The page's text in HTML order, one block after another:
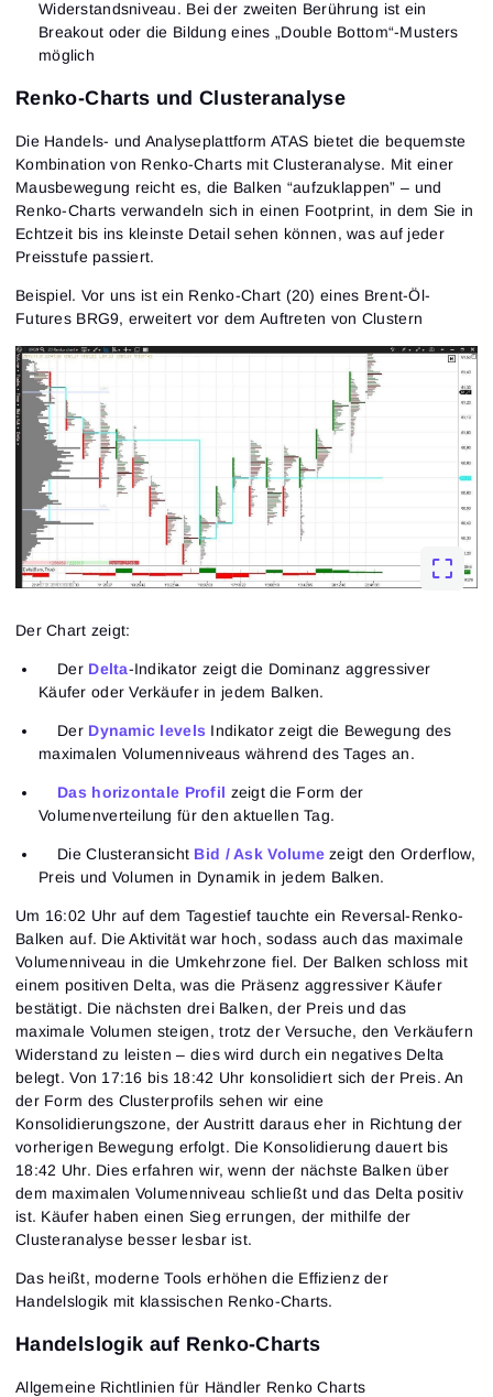
Widerstandsniveau. Bei der zweiten Berührung ist ein
Breakout oder die Bildung eines „Double Bottom“-Musters
möglich
Renko-Charts und Clusteranalyse
Die Handels- und Analyseplattform ATAS bietet die bequemste
Kombination von Renko-Charts mit Clusteranalyse. Mit einer
Mausbewegung reicht es, die Balken “aufzuklappen” – und
Renko-Charts verwandeln sich in einen Footprint, in dem Sie in
Echtzeit bis ins kleinste Detail sehen können, was auf jeder
Preisstufe passiert.
Beispiel. Vor uns ist ein Renko-Chart (20) eines Brent-Öl-
Futures BRG9, erweitert vor dem Auftreten von Clustern
Der Chart zeigt:
Der Delta-Indikator zeigt die Dominanz aggressiver
Käufer oder Verkäufer in jedem Balken.
Der Dynamic levels Indikator zeigt die Bewegung des
maximalen Volumenniveaus während des Tages an.
Das horizontale Profil zeigt die Form der
Volumenverteilung für den aktuellen Tag.
Die Clusteransicht Bid / Ask Volumezeigt den Orderflow,
Preis und Volumen in Dynamik in jedem Balken.
Um 16:02 Uhr auf dem Tagestief tauchte ein Reversal-Renko-
Balken auf. Die Aktivität war hoch, sodass auch das maximale
Volumenniveau in die Umkehrzone fiel. Der Balken schloss mit
einem positiven Delta, was die Präsenz aggressiver Käufer
bestätigt. Die nächsten drei Balken, der Preis und das
maximale Volumen steigen, trotz der Versuche, den Verkäufern
Widerstand zu leisten – dies wird durch ein negatives Delta
belegt. Von 17:16 bis 18:42 Uhr konsolidiert sich der Preis. An
der Form des Clusterprofils sehen wir eine
Konsolidierungszone, der Austritt daraus eher in Richtung der
vorherigen Bewegung erfolgt. Die Konsolidierung dauert bis
18:42 Uhr. Dies erfahren wir, wenn der nächste Balken über
dem maximalen Volumenniveau schließt und das Delta positiv
ist. Käufer haben einen Sieg errungen, der mithilfe der
Clusteranalyse besser lesbar ist.
Das heißt, moderne Tools erhöhen die Effizienz der
Handelslogik mit klassischen Renko-Charts.
Handelslogik auf Renko-Charts
Allgemeine Richtlinien für Händler Renko Charts
Close
Anmeldung
E-Mail-Adresse
Passwort vergessen?
Noch kein Konto? Registrieren
Passwort zurücksetzen
Gib deine E-Mail-Adresse ein, und wir schicken dir
einen Link, um ein neues Passwort zu erstellen.
Registrierung
Email
Ich akzeptiere dieTerms of use,License agreement
Lesen Sie unsere Datenschutzerklärung
Hast du schon ein Konto? Anmelden